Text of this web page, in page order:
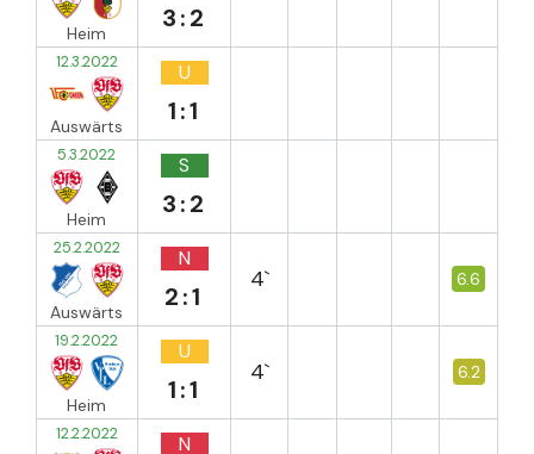
Heim 3:2
12.3.2022
Auswärts
U
1:1
5.3.2022
Heim
S
3:2
25.2.2022
Auswärts
N
2:1
4` 6.6
19.2.2022
Heim
U
1:1
4` 6.2
12.2.2022 N